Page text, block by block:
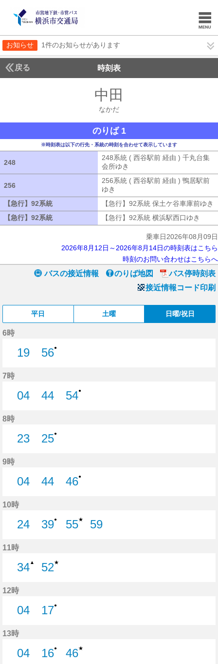
お知らせ 1件のお知らせがあります
戻る 時刻表
中田
なかだ
のりば 1
※時刻表は以下の行先・系統の時刻を合わせて表示しています
248
248系統 ( 西谷駅前 経由 ) 千丸台集
会所ゆき
256
256系統 ( 西谷駅前 経由 ) 鴨居駅前
ゆき
【急行】92系統
【急行】92系統 保土ケ谷車庫前ゆき
【急行】92系統
【急行】92系統 横浜駅西口ゆき
乗車日2026年08月09日
2026年8月12日～2026年8月14日の時刻表はこちら
時刻のお問い合わせはこちらへ
バスの接近情報 のりば地図
バス停時刻表
接近情報コード印刷
平日 土曜 日曜/祝日
6時
19
56●
7時
04
44
54●
8時
23
25●
9時
04
44
46●
10時
24
39●
55★
59
11時
34▲
52★
12時
04
17●
13時
04
16●
46★